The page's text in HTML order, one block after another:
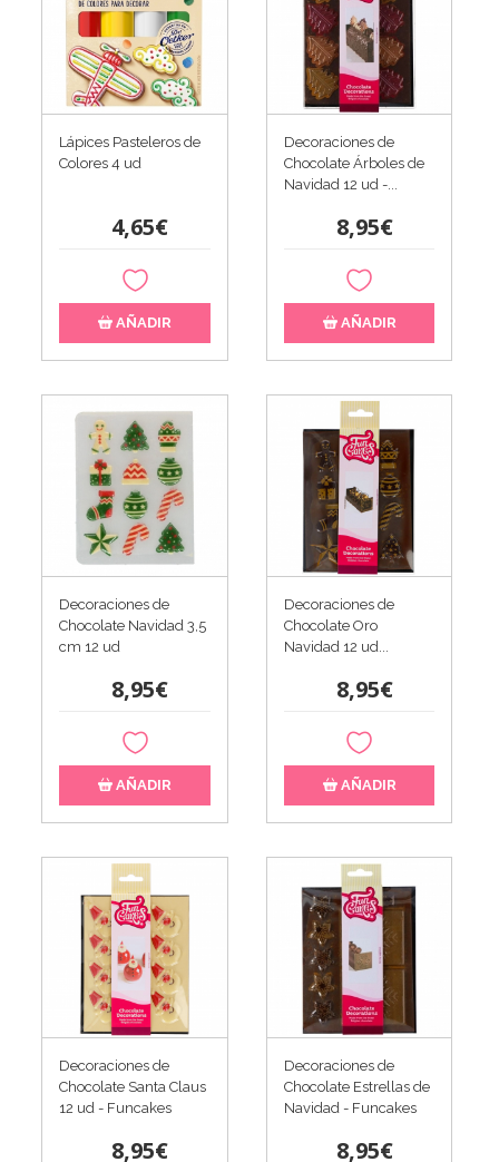
Lápices Pasteleros de
Colores 4 ud
4,65€
AÑADIR
Decoraciones de
Chocolate Árboles de
Navidad 12 ud -...
8,95€
AÑADIR
Decoraciones de
Chocolate Navidad 3,5
cm 12 ud
8,95€
AÑADIR
Decoraciones de
Chocolate Oro
Navidad 12 ud...
8,95€
AÑADIR
Decoraciones de
Chocolate Santa Claus
12 ud - Funcakes
8,95€
Decoraciones de
Chocolate Estrellas de
Navidad - Funcakes
8,95€